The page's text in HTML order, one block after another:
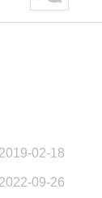
2019-02-18
2022-09-26